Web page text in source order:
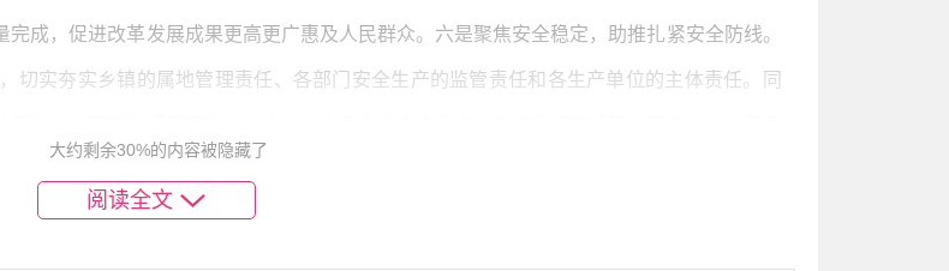
成，促进改革发展成果更高更广惠及人民群众。六是聚焦安全稳定，助推扎紧安全防线。
切实夯实乡镇的属地管理责任、各部门安全生产的监管责任和各生产单位的主体责任。同
以法治力量维护社会和谐稳定。七是聚焦急难愁盼，助推办好民生实事。针对群众反映集
大约剩余30%的内容被隐藏了
阅读全文